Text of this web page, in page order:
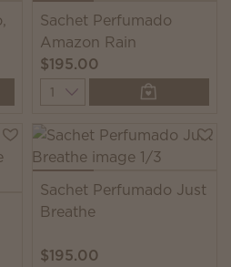
Sachet Perfumado
Amazon Rain
$195.00
Quantity
Sachet Perfumado Just
Breathe
$195.00